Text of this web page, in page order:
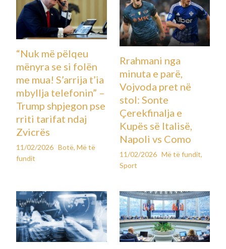
“Nuk më pëlqeu
mënyra se si folën
me mua! S’arrija t’ia
mbyllja telefonin” –
Trump shpjegon pse
rriti tarifat ndaj
Zvicrës
11/02/2026 Botë,Më të
fundit
Rrahmani nga
minuta e parë,
Vojvoda pret në
stol: Sonte
Çerekfinalja e
Kupës së Italisë,
Napoli vs Como
11/02/2026 Më të fundit,
Sport